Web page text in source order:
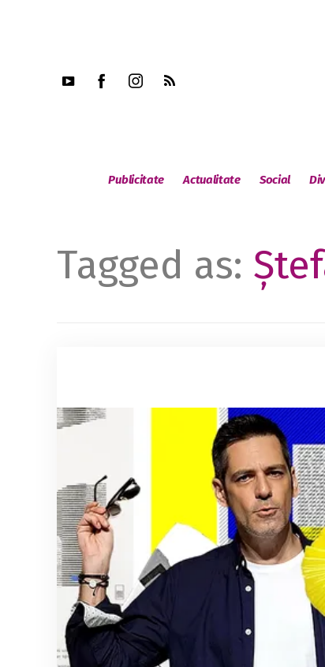
Publicitate Actualitate Social
Tagged as: